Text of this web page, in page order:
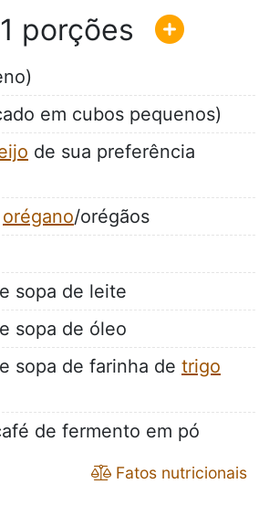
1
em cubos pequenos)
de sua preferência
orégano/orégãos
sopa de leite
sopa de óleo
sopa de farinha de trigo
de fermento em pó
Fatos nutricionais